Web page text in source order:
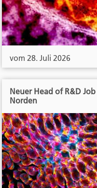
vom 28. Juli 2026
Neuer Head of R&D
Norden